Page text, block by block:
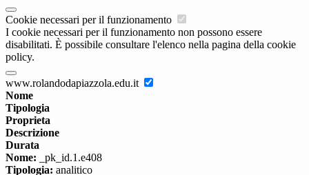
Cookie necessari per il funzionamento
I cookie necessari per il funzionamento non possono essere
disabilitati. È possibile consultare l'elenco nella pagina della cookie
policy.
www.rolandodapiazzola.edu.it
Nome
Tipologia
Proprieta
Descrizione
Durata
Nome: _pk_id.1.e408
Tipologia: analitico